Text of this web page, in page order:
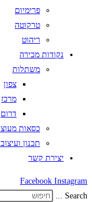
פרימיום
טרקוטה
ריהוט
נקודות מכירה
משתלות
צפון
מרכז
דרום
כסאות
תכנון
יצירת קשר
Facebook Instagram
Search ...